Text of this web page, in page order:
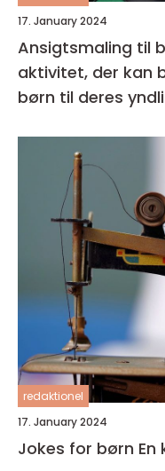
17. January 2024
Ansigtsmaling til
aktivitet, der kan
børn til deres
redaktionel
17. January 2024